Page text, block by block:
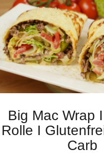
Big Mac Wrap
Rolle I
Carb